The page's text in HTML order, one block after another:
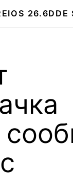
IOS 26.6DDE